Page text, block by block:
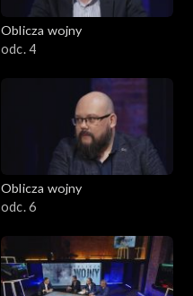
Oblicza wojny
odc. 4
Oblicza wojny
odc. 6